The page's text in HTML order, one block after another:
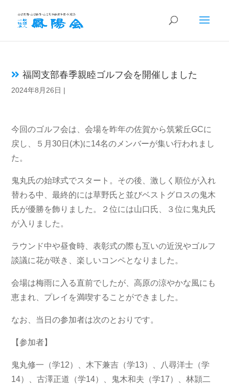
福岡支部春季親睦ゴルフ会を開催しました
2024年8月26日 |
今回のゴルフ会は、会場を昨年の佐賀から筑紫丘GCに
戻し、５月30日(木)に14名のメンバーが集い行われまし
た。
鬼丸氏の始球式でスタート。その後、激しく順位が入れ
替わる中、最終的には草野氏と並びベストグロスの鬼木
氏が優勝を飾りました。２位には山口氏、３位に鬼丸氏
が入りました。
ラウンド中や昼食時、表彰式の際も互いの近況やゴルフ
談議に花が咲き、楽しいコンペとなりました。
会場は梅雨に入る直前でしたが、高原の涼やかな風にも
恵まれ、プレイを満喫することができました。
なお、当日の参加者は次のとおりです。
【参加者】
鬼丸修一（学12）、木下兼吉（学13）、八尋洋士（学
14）、古澤正道（学14）、鬼木和夫（学17）、林頴二